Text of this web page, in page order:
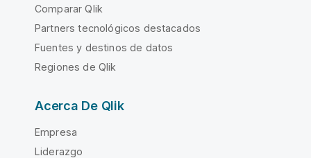
Comparar Qlik
Partners tecnológicos destacados
Fuentes y destinos de datos
Regiones de Qlik
Acerca De Qlik
Empresa
Liderazgo